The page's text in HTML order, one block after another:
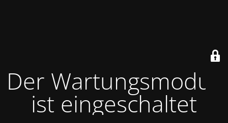
Der Wartungsmodus
ist eingeschaltet